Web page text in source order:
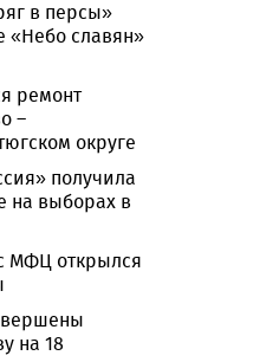
в персы»
«Небо славян»
ремонт
–
округе
получила
на выборах в
МФЦ открылся
на 18